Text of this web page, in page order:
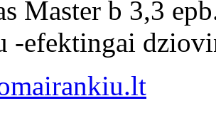
Master b 3,3
-efektingai